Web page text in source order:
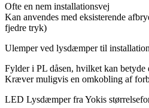
Ofte en nem installationsvej
Kan anvendes med eksisterende
fjedre tryk)
Ulemper ved lysdæmper til
Fylder i PL dåsen, hvilket kan betyde
Kræver muligvis en omkobling af
LED Lysdæmper fra Yokis